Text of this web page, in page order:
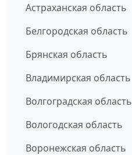
Астраханская область
Белгородская область
Брянская область
Владимирская область
Волгоградская область
Вологодская область
Воронежская область